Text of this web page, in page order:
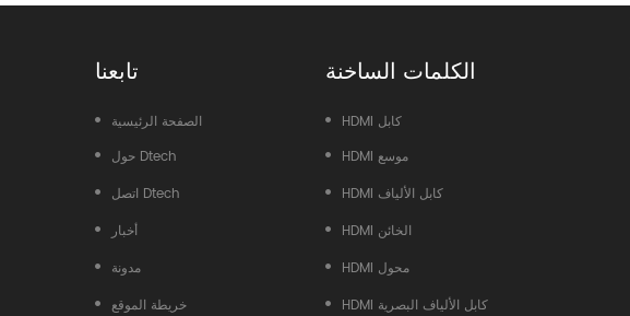
تابعنا
الصفحة الرئيسية
حول Dtech
اتصل Dtech
أخبار
مدونة
خريطة الموقع
الكلمات الساخنة
HDMI كابل
HDMI موسع
HDMI كابل الألياف
HDMI الخائن
HDMI محول
HDMI كابل الألياف البصرية